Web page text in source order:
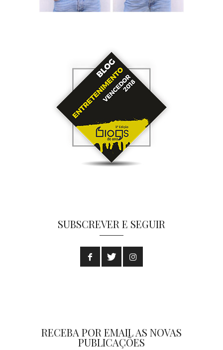
SUBSCREVER E SEGUIR
RECEBA POR EMAIL AS NOVAS
PUBLICAÇÕES